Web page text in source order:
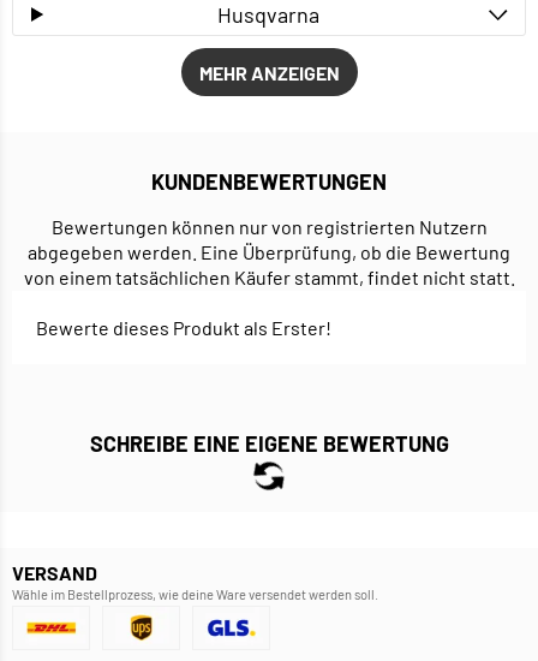
Husqvarna
MEHR ANZEIGEN
KUNDENBEWERTUNGEN
Bewertungen können nur von registrierten Nutzern
abgegeben werden. Eine Überprüfung, ob die Bewertung
von einem tatsächlichen Käufer stammt, findet nicht statt.
Bewerte dieses Produkt als Erster!
SCHREIBE EINE EIGENE BEWERTUNG
VERSAND
Wähle im Bestellprozess, wie deine Ware versendet werden soll.